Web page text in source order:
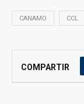
CANAMO CCL
COMPARTIR